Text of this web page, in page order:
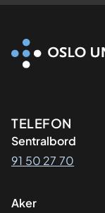
TELEFON
Sentralbord
91 50 27 70
Aker